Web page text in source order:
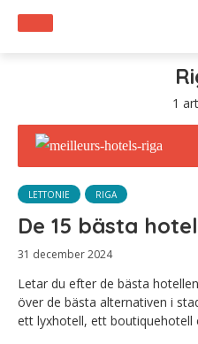
1
LETTONIE RIGA
De 15 bästa
31 december 2024
Letar du efter de bästa
över de bästa alternativen i
ett lyxhotell, ett boutiquehotell